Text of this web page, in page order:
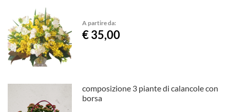
A partire da:
€ 35,00
composizione 3 piante di calancole con
borsa